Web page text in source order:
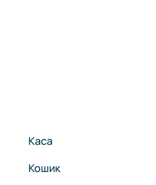
Каса
Кошик